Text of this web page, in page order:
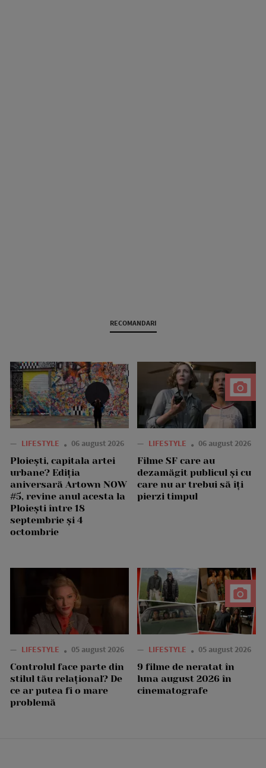
RECOMANDARI
— LIFESTYLE 06 august 2026
Ploiești, capitala artei
urbane? Ediția
aniversară Artown NOW
#5, revine anul acesta la
Ploiești între 18
septembrie și 4
octombrie
— LIFESTYLE 06 august 2026
Filme SF care au
dezamăgit publicul și cu
care nu ar trebui să îți
pierzi timpul
— LIFESTYLE 05 august 2026
Controlul face parte din
stilul tău relațional? De
ce ar putea fi o mare
problemă
— LIFESTYLE 05 august 2026
9 filme de neratat în
luna august 2026 în
cinematografe